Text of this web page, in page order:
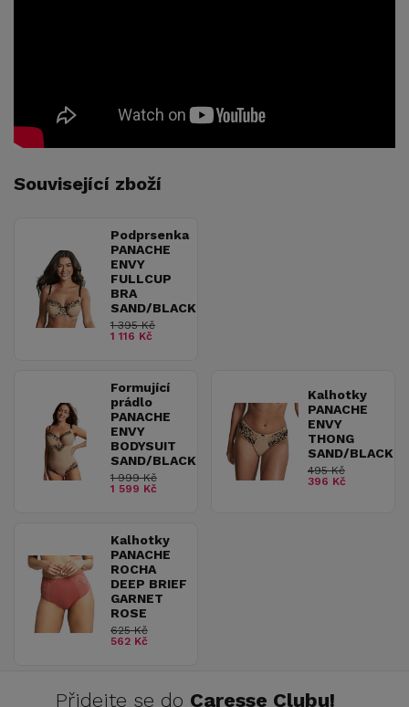
Související zboží
Podprsenka
PANACHE
ENVY
FULLCUP
BRA
SAND/BLACK
1 395 Kč
1 116 Kč
Formující
prádlo
PANACHE
ENVY
BODYSUIT
SAND/BLACK
1 999 Kč
1 599 Kč
Kalhotky
PANACHE
ENVY
THONG
SAND/BLACK
495 Kč
396 Kč
Kalhotky
PANACHE
ROCHA
DEEP BRIEF
GARNET
ROSE
625 Kč
562 Kč
Přidejte se do Caresse Clubu!